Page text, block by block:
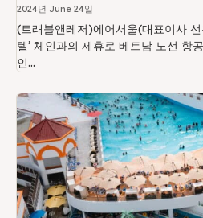
2024년 June 24일
(트래블앤레저)에어서울(대표이사
텔’ 체인과의 제휴로 베트남 노선 항
인...